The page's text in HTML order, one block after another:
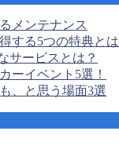
メンテナンス
する5つの特典とは
サービスとは？
ーイベント5選！
、と思う場面3選